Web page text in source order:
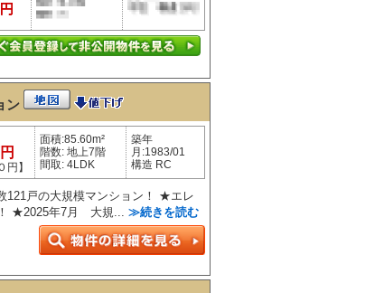
ン
円】
面積:85.60m²
階数: 地上7階
間取: 4LDK
築年
月:1983/01
構造 RC
戸の大規模マンション！ ★エレ
★2025年7月 大規... ≫続きを読む